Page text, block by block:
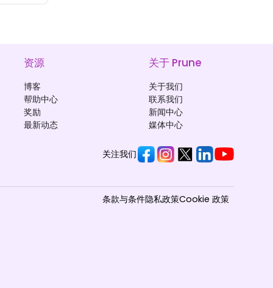
资源
博客
帮助中心
奖励
最新动态
关于 Prune
关于我们
联系我们
新闻中心
媒体中心
关注我们
条款与条件隐私政策Cookie 政策